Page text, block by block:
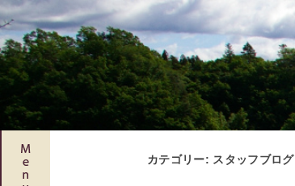
カテゴリー: スタッフブログ